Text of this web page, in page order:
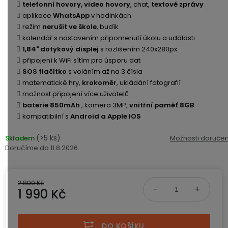
Napájecí
kabely
Příslušenství
S
dotykovým
displejem
Bone
Conduction
Lenovo
Ear
za
uši
Sada
dronu
se
bateriemi
Sada
dronu
se
bateriemi
a
příslušenství
kamerám
Bateriové
WiFi
kamery
Bateriové
4G
kamery
Wifi
kamery
4G
kamery
Paměťové
karty
na
zmrzlinu
ledovou
tříšť
Příslušenství
do
auta
Napájecí
adaptéry
Napájecí
DOPLŇKOVÝ
Obchodní
telefonní hovory, video hovory, chat, textové zprávy
aplikace WhatsAppv hodinkách
režim nerušit ve škole, budík
kalendář s nastavením připomenutí úkolu a události
1,84" dotykový displej s rozlišením 240x280px
připojení k WiFi sítím pro úsporu dat
SOS tlačítko s voláním až na 3 čísla
matematické hry, krokoměr, ukládání fotografií
možnost připojení více uživatelů
baterie 850mAh , kamera 3MP, vnitřní paměť 8GB
kompatibilní s Android a Apple IOS
Skladem (>5 ks)
11.8.2026
Možnosti
2 890 Kč
1 990 Kč
DO KOŠÍKU